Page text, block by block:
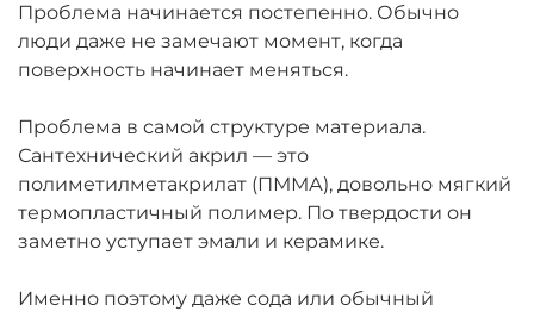
Проблема начинается постепенно. Обычно
люди даже не замечают момент, когда
поверхность начинает меняться.
Проблема в самой структуре материала.
Сантехнический акрил — это
полиметилметакрилат (ПММА), довольно мягкий
термопластичный полимер. По твердости он
заметно уступает эмали и керамике.
Именно поэтому даже сода или обычный